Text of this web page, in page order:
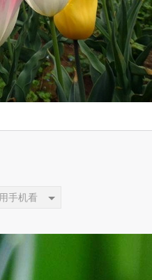
用手机看